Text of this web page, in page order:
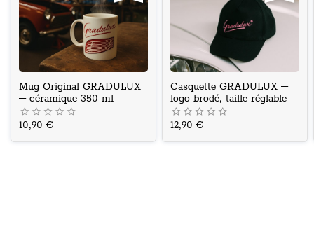
Mug Original GRADULUX
– céramique 350 ml
10,90 €
Casquette GRADULUX –
logo brodé, taille réglable
12,90 €